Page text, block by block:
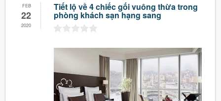
FEB
22
2020
Tiết lộ về 4 chiếc gối vuông thừa trong
phòng khách sạn hạng sang